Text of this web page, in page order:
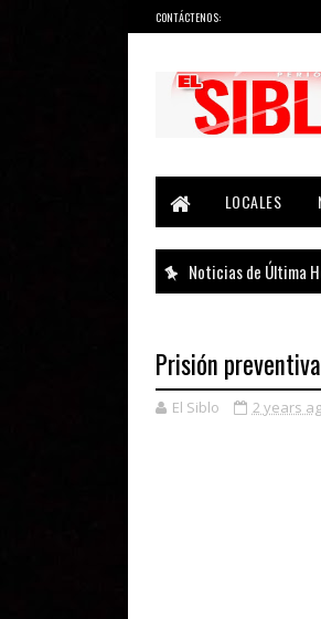
CONTÁCTENOS:
LOCALES
Noticias de Última
Prisión
El Siblo 2 years